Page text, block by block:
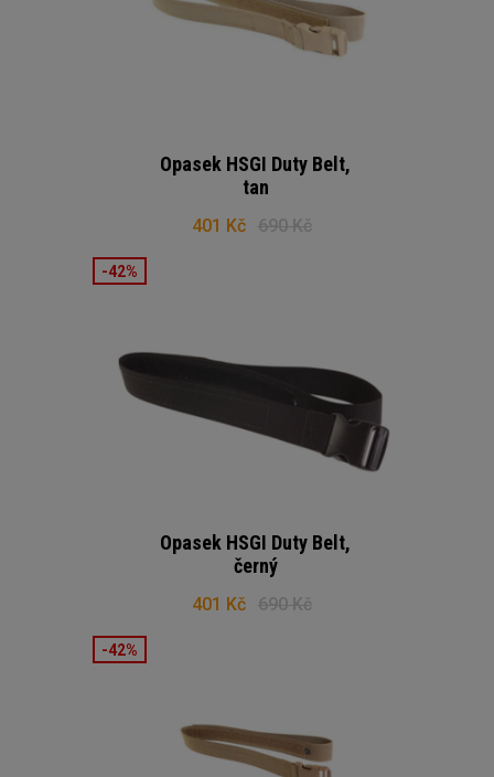
Opasek HSGI Duty Belt,
tan
401 Kč 690 Kč
-42%
Opasek HSGI Duty Belt,
černý
401 Kč 690 Kč
-42%